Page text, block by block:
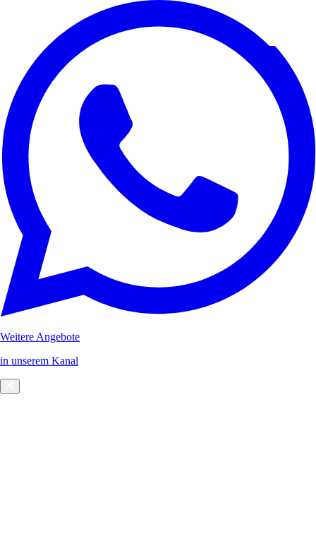
Weitere Angebote
in unserem Kanal